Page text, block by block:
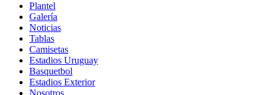
Plantel
Galería
Noticias
Tablas
Camisetas
Estadios Uruguay
Basquetbol
Estadios Exterior